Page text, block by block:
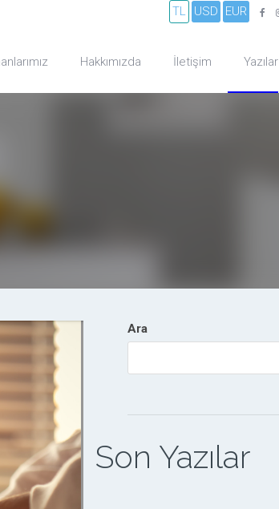
TL USD EUR
Hakkımızda İletişim Yazılar
Ara
Son Yazılar